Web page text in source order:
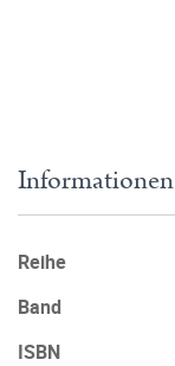
Informationen
Reihe
Band
ISBN